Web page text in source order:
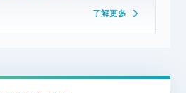
了解更多